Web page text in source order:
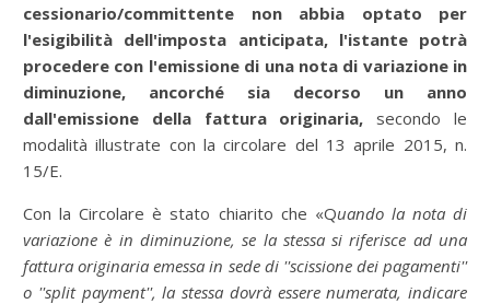
cessionario/committente non abbia optato per
l'esigibilità dell'imposta anticipata, l'istante potrà
procedere con l'emissione di una nota di variazione in
diminuzione, ancorché sia decorso un anno
dall'emissione della fattura originaria, secondo le
modalità illustrate con la circolare del 13 aprile 2015, n.
15/E.
Con la Circolare è stato chiarito che «Quando la nota di
variazione è in diminuzione, se la stessa si riferisce ad una
fattura originaria emessa in sede di ''scissione dei pagamenti''
o ''split payment'', la stessa dovrà essere numerata, indicare